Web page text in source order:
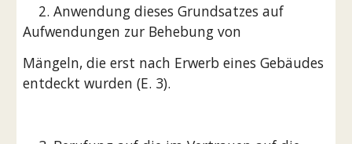
Aufwendungen zur Behebung von
Mängeln, die erst nach Erwerb eines Gebäudes
entdeckt wurden (E. 3).